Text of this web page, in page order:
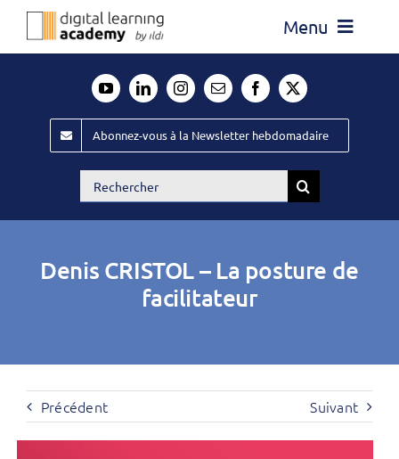
Passer
Menu
Évènements ILDI
Offres d’emploi
Publiez
Abonnez-vous à la Newsletter hebdomadaire
Rechercher:
Denis CRISTOL – La posture de
facilitateur
Précédent Suivant